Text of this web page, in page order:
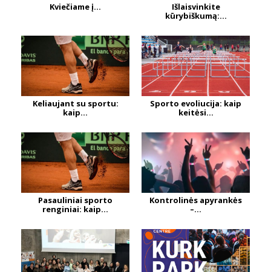
Kviečiame į...
Išlaisvinkite
kūrybiškumą:...
Keliaujant su sportu:
kaip...
Sporto evoliucija: kaip
keitėsi...
Pasauliniai sporto
renginiai: kaip...
Kontrolinės apyrankės
–...